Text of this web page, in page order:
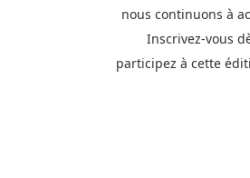
nous continuons à
Inscrivez-vous
participez à cette